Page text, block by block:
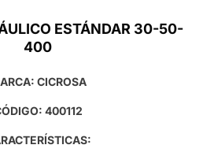
ESTÁNDAR 30-50-
400
CICROSA
400112